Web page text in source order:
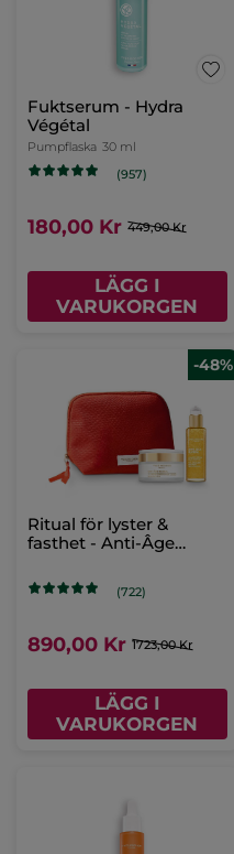
Fuktserum - Hydra
Végétal
Pumpflaska 30 ml
(957)
180,00 Kr 449,00 Kr
LÄGG I
VARUKORGEN
-48%
Ritual för lyster &
fasthet - Anti-Âge
(722)
890,00 Kr 1723,00 Kr
LÄGG I
VARUKORGEN